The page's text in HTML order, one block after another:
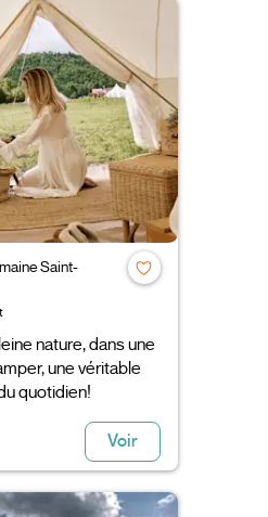
Saint-
nature, dans une
une véritable
quotidien!
Voir